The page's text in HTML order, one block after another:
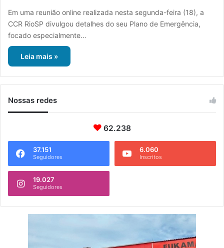
Em uma reunião online realizada nesta segunda-feira (18), a
CCR RioSP divulgou detalhes do seu Plano de Emergência,
focado especialmente…
Leia mais »
Nossas redes
62.238
37.151
Seguidores
6.060
Inscritos
19.027
Seguidores